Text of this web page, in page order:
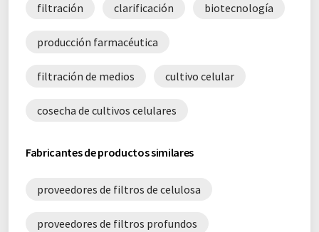
filtración clarificación biotecnología
producción farmacéutica
filtración de medios cultivo celular
cosecha de cultivos celulares
Fabricantes de productos similares
proveedores de filtros de celulosa
proveedores de filtros profundos